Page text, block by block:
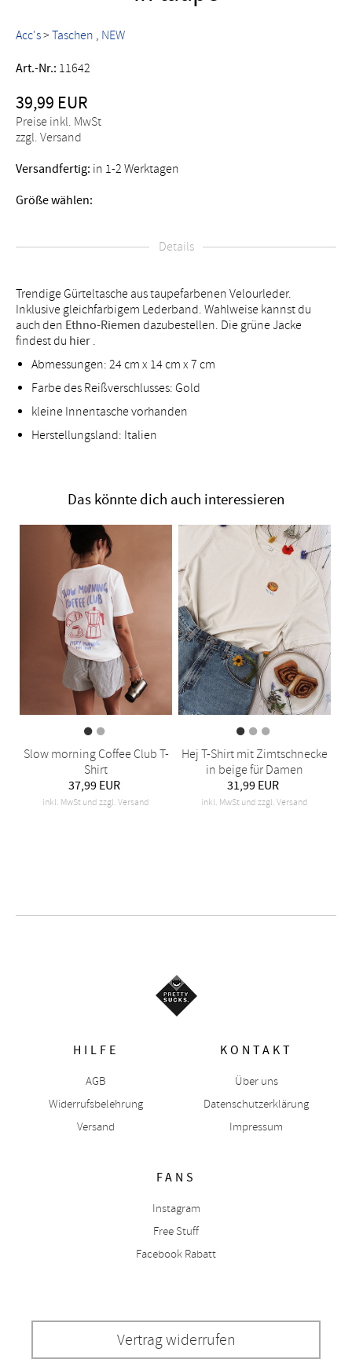
Acc's> Taschen NEW
Art.-Nr.: 11642
39,99 EUR
Preise inkl. MwSt
zzgl. Versand
Versandfertig: in 1-2 Werktagen
Größe wählen:
Details
Trendige Gürteltasche aus taupefarbenen Velourleder.
Inklusive gleichfarbigem Lederband. Wahlweise kannst du
auch den Ethno-Riemen dazubestellen. Die grüne Jacke
findest du hier .
Abmessungen: 24 cm x 14 cm x 7 cm
Farbe des Reißverschlusses: Gold
kleine Innentasche vorhanden
Herstellungsland: Italien
Das könnte dich auch interessieren
Slow morning Coffee Club T-
Shirt
37,99 EUR
inkl. MwSt und zzgl. Versand
Hej T-Shirt mit Zimtschnecke
in beige für Damen
31,99 EUR
inkl. MwSt und zzgl. Versand
HILFE
AGB
Widerrufsbelehrung
Versand
KONTAKT
Über uns
Datenschutzerklärung
Impressum
FANS
Instagram
Free Stuff
Facebook Rabatt
Vertrag widerrufen